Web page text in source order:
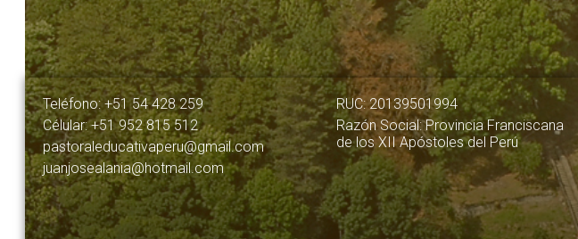
Teléfono: +51 54 428 259
Célular: +51 952 815 512
pastoraleducativaperu@gmail.com
juanjosealania@hotmail.com
RUC: 20139501994
Razón Social: Provincia Franciscana
de los XII Apóstoles del Perú